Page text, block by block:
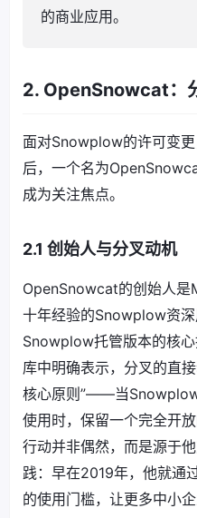
的商业应用。
2. OpenSnowcat：
面对Snowplow的许可变
后，一个名为
成为关注焦点。
2.1 创始人与分叉动机
OpenSnowcat的创始人
十年经验的Snowplow资
Snowplow托管版本的核
库中明确表示，分叉的直
核心原则”——当
使用时，保留一个完全开
行动并非偶然，而是源于
践：早在2019年，他就通
的使用门槛，让更多中小